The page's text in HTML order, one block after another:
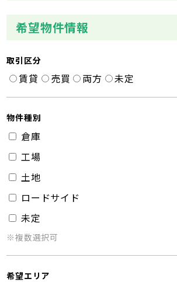
希望物件情報
取引区分
賃貸 売買 両方 未定
物件種別
倉庫
工場
土地
ロードサイド
未定
※複数選択可
希望エリア